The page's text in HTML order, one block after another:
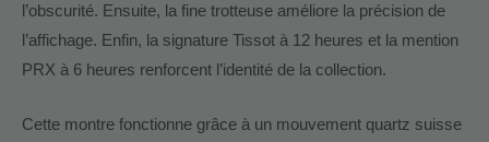
l’obscurité. Ensuite, la fine trotteuse améliore la précision de
l’affichage. Enfin, la signature Tissot à 12 heures et la mention
PRX à 6 heures renforcent l’identité de la collection.
Cette montre fonctionne grâce à un mouvement quartz suisse